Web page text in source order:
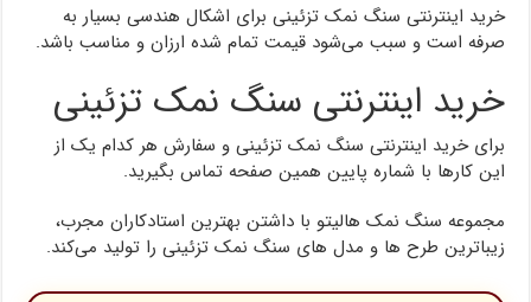
خرید اینترنتی سنگ نمک تزئینی برای اشکال هندسی بسیار به
صرفه است و سبب می‌شود قیمت تمام شده ارزان و مناسب باشد.
خرید اینترنتی سنگ نمک تزئینی
برای خرید اینترنتی سنگ نمک تزئینی و سفارش هر کدام یک از
این کارها با شماره پایین همین صفحه تماس بگیرید.
مجموعه سنگ نمک هالیتو با داشتن بهترین استادکاران مجرب،
زیباترین طرح ها و مدل های سنگ نمک تزئینی را تولید می‌کند.